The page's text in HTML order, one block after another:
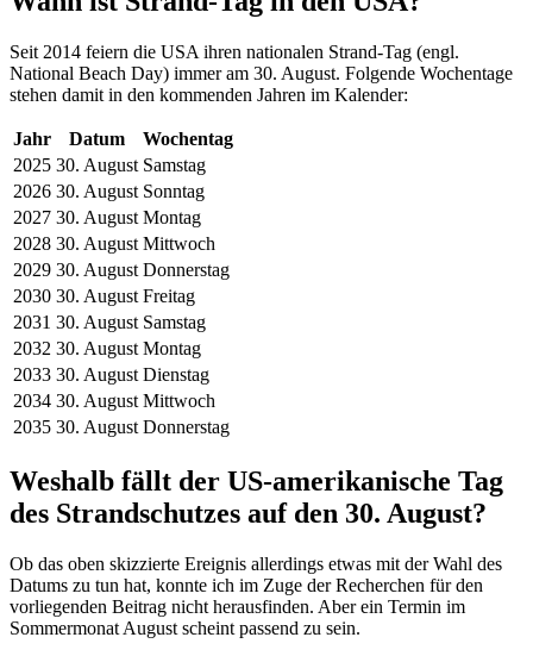
Seit 2014 feiern die USA ihren nationalen Strand-Tag (engl.
National Beach Day) immer am 30. August. Folgende Wochentage
stehen damit in den kommenden Jahren im Kalender:
Jahr Datum
Wochentag
2025 30. August Samstag
2026 30. August Sonntag
2027 30. August Montag
2028 30. August Mittwoch
2029 30. August Donnerstag
2030 30. August Freitag
2031 30. August Samstag
2032 30. August Montag
2033 30. August Dienstag
2034 30. August Mittwoch
2035 30. August Donnerstag
Weshalb fällt der US-amerikanische Tag
des Strandschutzes auf den 30. August?
Ob das oben skizzierte Ereignis allerdings etwas mit der Wahl des
Datums zu tun hat, konnte ich im Zuge der Recherchen für den
vorliegenden Beitrag nicht herausfinden. Aber ein Termin im
Sommermonat August scheint passend zu sein.